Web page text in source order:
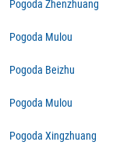
Pogoda Zhenzhuang
Pogoda Mulou
Pogoda Beizhu
Pogoda Mulou
Pogoda Xingzhuang